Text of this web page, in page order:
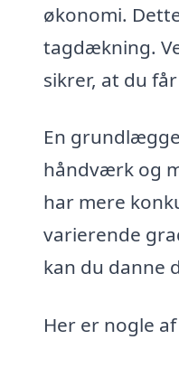
økonomi.
tagdækning.
sikrer, at du
En
håndværk og
har mere
varierende
kan du danne
Her er nogle